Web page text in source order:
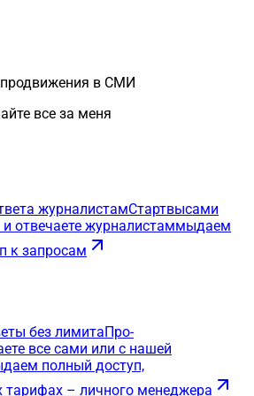
продвижения в СМИ
все за меня
журналистамСтартвысами
отвечаете журналистаммыдаем
к запросам
без лимитаПро-
все сами или с нашей
даем полный доступ,
тарифах – личного менеджера